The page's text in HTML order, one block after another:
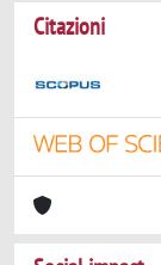
Citazioni